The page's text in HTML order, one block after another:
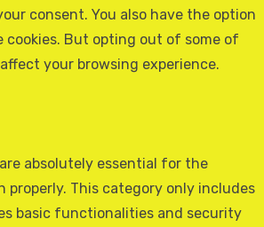
consent. You also have the option
But opting out of some of
your browsing experience.
absolutely essential for the
This category only includes
basic functionalities and security